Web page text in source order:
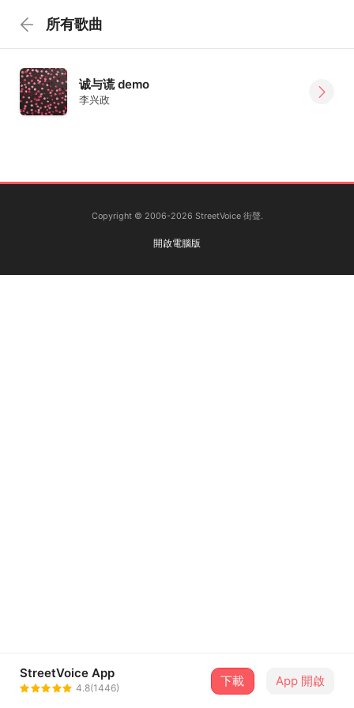
所有歌曲
诚与谎 demo
李兴政
Copyright © 2006-2026 StreetVoice 街聲.
開啟電腦版
StreetVoice App
4.8(1446) 下載 App 開啟